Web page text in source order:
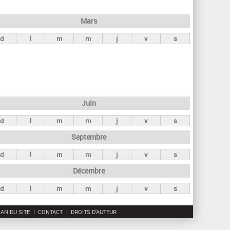
r
c
Mars
d l m m j v s
Juin
d l m m j v s
Septembre
d l m m j v s
Décembre
d l m m j v s
DU SITE CONTACT DROITS D'AUTEUR